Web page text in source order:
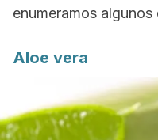
enumeramos
Aloe vera